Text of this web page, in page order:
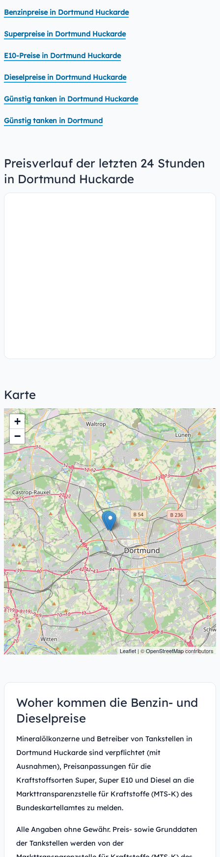
Benzinpreise in Dortmund Huckarde
Superpreise in Dortmund Huckarde
E10-Preise in Dortmund Huckarde
Dieselpreise in Dortmund Huckarde
Günstig tanken in Dortmund Huckarde
Günstig tanken in Dortmund
Preisverlauf der letzten 24 Stunden
in Dortmund Huckarde
Karte
+
−
Leaflet | ©OpenStreetMapcontributors
Woher kommen die Benzin- und
Dieselpreise
Mineralölkonzerne und Betreiber von Tankstellen in
Dortmund Huckarde sind verpflichtet (mit
Ausnahmen), Preisanpassungen für die
Kraftstoffsorten Super, Super E10 und Diesel an die
Markttransparenzstelle für Kraftstoffe (MTS-K) des
Bundeskartellamtes zu melden.
Alle Angaben ohne Gewähr. Preis- sowie Grunddaten
der Tankstellen werden von der